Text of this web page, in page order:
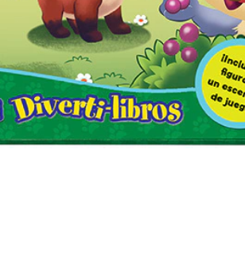
contiene un libro con espléndidas ilustraciones,